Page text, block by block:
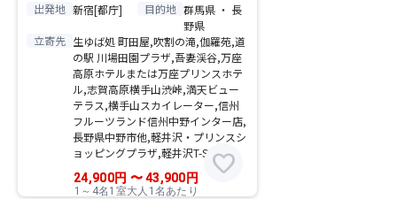
出発地 新宿[都庁] 目的地 群馬県 ・ 長
野県
立寄先 生ゆば処 町田屋,吹割の滝,伽羅苑,道
の駅 川場田園プラザ,吾妻渓谷,万座
高原ホテルまたは万座プリンスホテ
ル,志賀高原横手山渋峠,満天ビュー
テラス,横手山スカイレーター,信州
フルーツランド信州中野インター店,
長野県中野市他,軽井沢・プリンスシ
ョッピングプラザ,軽井沢T-SITE
24,900円 〜43,900 円
1～4名1室大人1名あたり
favorite